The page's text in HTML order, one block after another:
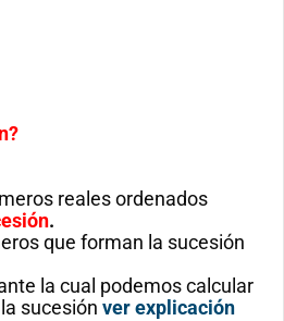
reales ordenados
.
que forman la sucesión
la cual podemos calcular
sucesión ver explicación